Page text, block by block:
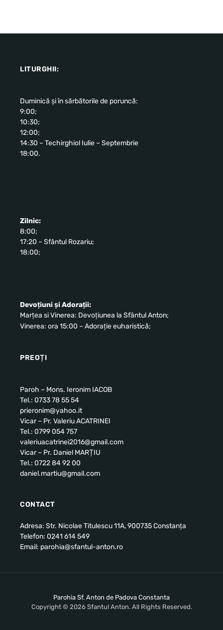
LITURGHII:
Duminică și în sărbătorile de poruncă:
9:00;
10:30;
12:00;
14:30 – Techirghiol Iulie – Septembrie
18:00.
Zilnic:
8:00;
17:20 – Sfântul Rozariu;
18:00;
Devoțiuni și Adorații:
Marțea si Vinerea: Devoțiunea la Sfântul Anton;
Vinerea: ora 15:00 – Adorație euharistică;
PREOȚI
Paroh – Mons. Ieronim IACOB
Tel.: 0733 78 55 54
prieronim@yahoo.it
Vicar – Pr. Valeriu ACATRINEI
Tel.: 0799 054 757
valeriuacatrinei2016@gmail.com
Vicar – Pr. Daniel MARȚIU
Tel.: 0722 84 92 00
daniel.martiu@gmail.com
CONTACT
Adresa: Str. Nicolae Titulescu 11A, 900735 Constanța
Telefon: 0241 614 549
Email: parohia@sfantul-anton.ro
Parohia Sf. Anton de Padova Constanta
Copyright © 2026 Sfantul Anton. All Rights Reserved.